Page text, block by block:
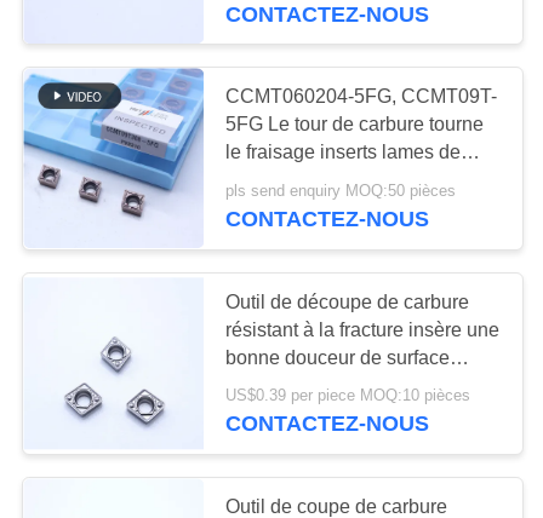
DU
SITE
POLITIQUE
DE
CONFIDENTIALITÉ
Insertions
d'incidence de
cermet
Insertions de
perceuse d'U
CONTACTEZ-NOUS
CCMT060204-5FG, CCMT09T-
5FG Le tour de carbure tourne
le fraisage inserts lames de
support de tour CNC
pls send enquiry MOQ:50 pièces
CONTACTEZ-NOUS
Outil de découpe de carbure
résistant à la fracture insère une
bonne douceur de surface
CCMT060208-1HQ MF412
US$0.39 per piece MOQ:10 pièces
CONTACTEZ-NOUS
Outil de coupe de carbure